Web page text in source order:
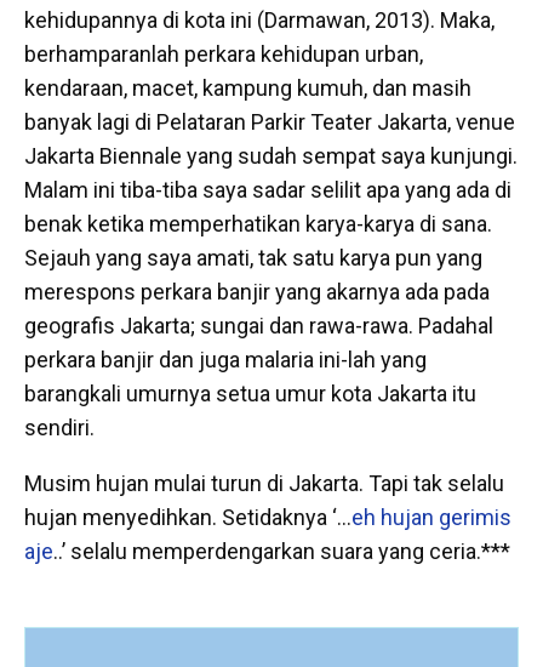
kehidupannya di kota ini (Darmawan, 2013). Maka,
berhamparanlah perkara kehidupan urban,
kendaraan, macet, kampung kumuh, dan masih
banyak lagi di Pelataran Parkir Teater Jakarta, venue
Jakarta Biennale yang sudah sempat saya kunjungi.
Malam ini tiba-tiba saya sadar selilit apa yang ada di
benak ketika memperhatikan karya-karya di sana.
Sejauh yang saya amati, tak satu karya pun yang
merespons perkara banjir yang akarnya ada pada
geografis Jakarta; sungai dan rawa-rawa. Padahal
perkara banjir dan juga malaria ini-lah yang
barangkali umurnya setua umur kota Jakarta itu
sendiri.
Musim hujan mulai turun di Jakarta. Tapi tak selalu
hujan menyedihkan. Setidaknya ‘…eh hujan gerimis
aje..’ selalu memperdengarkan suara yang ceria.***